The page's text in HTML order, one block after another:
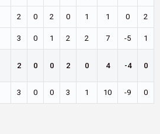
2 0 2 0 1 1 0 2
3 0 1 2 2 7 -5 1
2 0 0 2 0 4 -4 0
3 0 0 3 1 10 -9 0